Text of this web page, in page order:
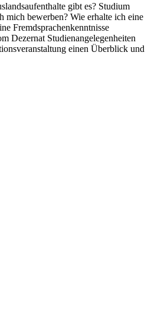
gibt es? Studium
mich bewerben? Wie erhalte ich eine
Fremdsprachenkenntnisse
Dezernat Studienangelegenheiten
einen Überblick und